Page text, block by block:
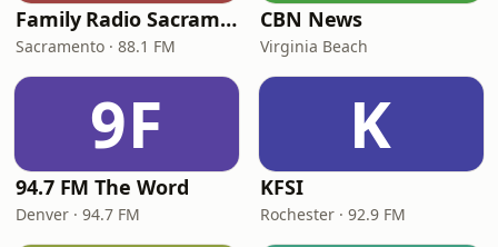
Family Radio Sacramento (KEBR)
Sacramento · 88.1 FM
CBN News
Virginia Beach
9F
94.7 FM The Word
Denver · 94.7 FM
K
KFSI
Rochester · 92.9 FM